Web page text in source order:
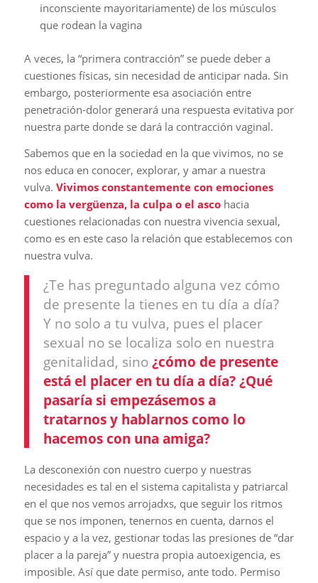
inconsciente mayoritariamente) de los músculos
que rodean la vagina
A veces, la “primera contracción” se puede deber a
cuestiones físicas, sin necesidad de anticipar nada. Sin
embargo, posteriormente esa asociación entre
penetración-dolor generará una respuesta evitativa por
nuestra parte donde se dará la contracción vaginal.
Sabemos que en la sociedad en la que vivimos, no se
nos educa en conocer, explorar, y amar a nuestra
vulva. Vivimos constantemente con emociones
como la vergüenza, la culpa o el ascohacia
cuestiones relacionadas con nuestra vivencia sexual,
como es en este caso la relación que establecemos con
nuestra vulva.
¿Te has preguntado alguna vez cómo
de presente la tienes en tu día a día?
Y no solo a tu vulva, pues el placer
sexual no se localiza solo en nuestra
genitalidad, sino ¿cómo de presente
está el placer en tu día a día? ¿Qué
pasaría si empezásemos a
tratarnos y hablarnos como lo
hacemos con una amiga?
La desconexión con nuestro cuerpo y nuestras
necesidades es tal en el sistema capitalista y patriarcal
en el que nos vemos arrojadxs, que seguir los ritmos
que se nos imponen, tenernos en cuenta, darnos el
espacio y a la vez, gestionar todas las presiones de “dar
placer a la pareja” y nuestra propia autoexigencia, es
imposible. Así que date permiso, ante todo. Permiso